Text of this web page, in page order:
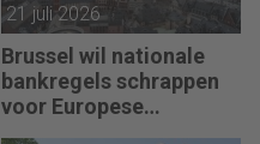
21 juli 2026
Brussel wil nationale
bankregels schrappen
voor Europese